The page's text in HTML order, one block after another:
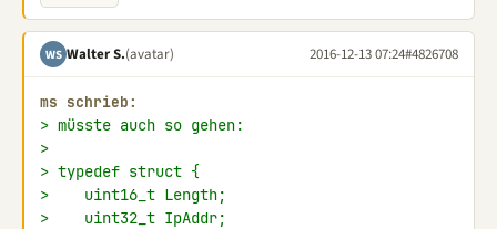
WS Walter S.(avatar) 2016-12-13 07:24#4826708
ms schrieb:
> müsste auch so gehen:
>
> typedef struct {
>    uint16_t Length;
>    uint32_t IpAddr;